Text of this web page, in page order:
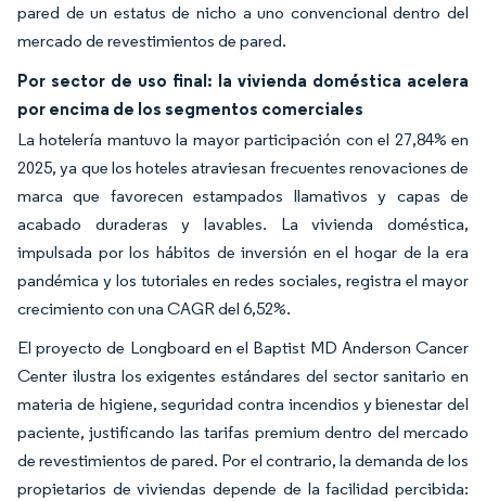
pared de un estatus de nicho a uno convencional dentro del
mercado de revestimientos de pared.
Por sector de uso final: la vivienda doméstica acelera
por encima de los segmentos comerciales
La hotelería mantuvo la mayor participación con el 27,84% en
2025, ya que los hoteles atraviesan frecuentes renovaciones de
marca que favorecen estampados llamativos y capas de
acabado duraderas y lavables. La vivienda doméstica,
impulsada por los hábitos de inversión en el hogar de la era
pandémica y los tutoriales en redes sociales, registra el mayor
crecimiento con una CAGR del 6,52%.
El proyecto de Longboard en el Baptist MD Anderson Cancer
Center ilustra los exigentes estándares del sector sanitario en
materia de higiene, seguridad contra incendios y bienestar del
paciente, justificando las tarifas premium dentro del mercado
de revestimientos de pared. Por el contrario, la demanda de los
propietarios de viviendas depende de la facilidad percibida: